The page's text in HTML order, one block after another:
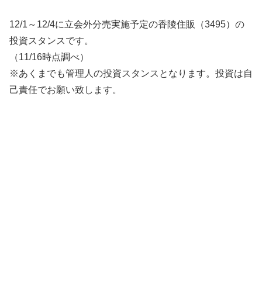
12/1～12/4に立会外分売実施予定の香陵住販（3495）の
投資スタンスです。
（11/16時点調べ）
※あくまでも管理人の投資スタンスとなります。投資は自
己責任でお願い致します。